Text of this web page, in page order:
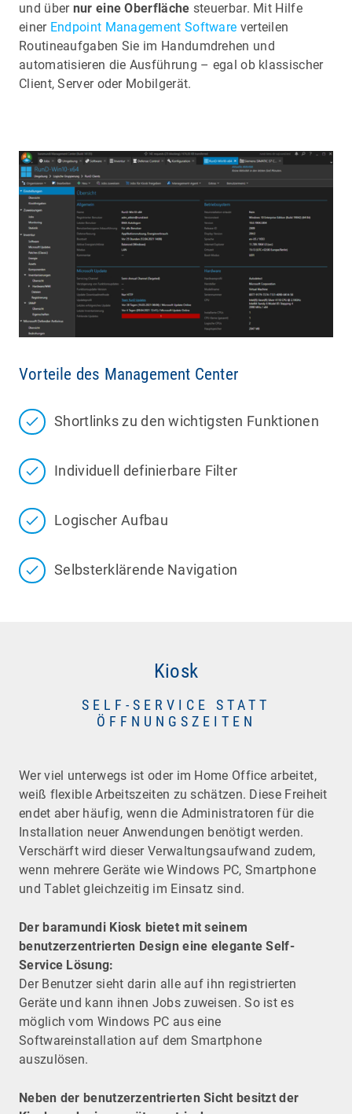
und über nur eine Oberfläche steuerbar. Mit Hilfe
einer Endpoint Management Software verteilen
Routineaufgaben Sie im Handumdrehen und
automatisieren die Ausführung – egal ob klassischer
Client, Server oder Mobilgerät.
Vorteile des Management Center
Shortlinks zu den wichtigsten Funktionen
Individuell definierbare Filter
Logischer Aufbau
Selbsterklärende Navigation
Kiosk
SELF-SERVICE STATT
ÖFFNUNGSZEITEN
Wer viel unterwegs ist oder im Home Office arbeitet,
weiß flexible Arbeitszeiten zu schätzen. Diese Freiheit
endet aber häufig, wenn die Administratoren für die
Installation neuer Anwendungen benötigt werden.
Verschärft wird dieser Verwaltungsaufwand zudem,
wenn mehrere Geräte wie Windows PC, Smartphone
und Tablet gleichzeitig im Einsatz sind.
Der baramundi Kiosk bietet mit seinem
benutzerzentrierten Design eine elegante Self-
Service Lösung:
Der Benutzer sieht darin alle auf ihn registrierten
Geräte und kann ihnen Jobs zuweisen. So ist es
möglich vom Windows PC aus eine
Softwareinstallation auf dem Smartphone
auszulösen.
Neben der benutzerzentrierten Sicht besitzt der